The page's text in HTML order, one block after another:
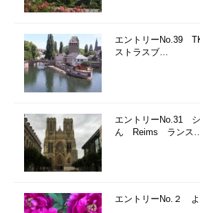
エントリーNo.39
ストラスブ…
エントリーNo.31
ん Reims ランス…
エントリーNo.２